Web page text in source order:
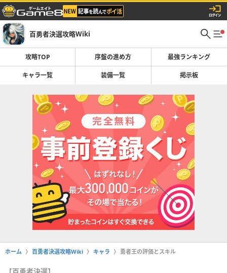
百勇者決選攻略Wiki
攻略TOP 序盤の進め方 最強ランキング
キャラ一覧 装備一覧 掲示板
ホーム 百勇者決選攻略Wiki キャラ 勇者王の評価とスキル
【百勇者決選】